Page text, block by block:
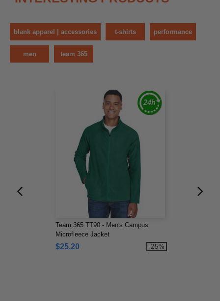
blank apparel | accessories t-shirts performance
men team 365
Team 365 TT90 - Men's Campus
Microfleece Jacket
$25.20 -25%